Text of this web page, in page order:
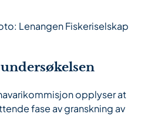
Lenangen Fiskeriselskap
opplyser at
fase av granskning av